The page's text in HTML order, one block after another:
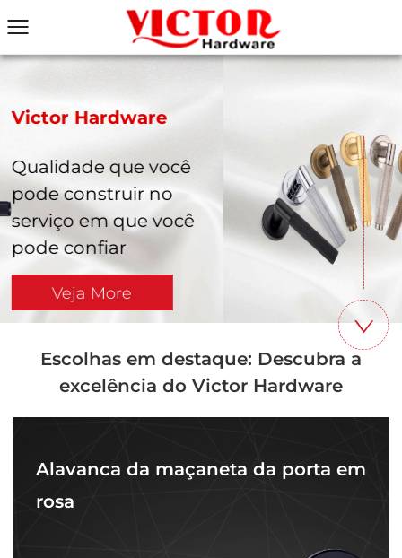
Qualidade que
pode construir
serviço em que
pode confiar
Escolhas em destaque: Descubra a
excelência do Victor Hardware
Alavanca da maçaneta da porta em
rosa